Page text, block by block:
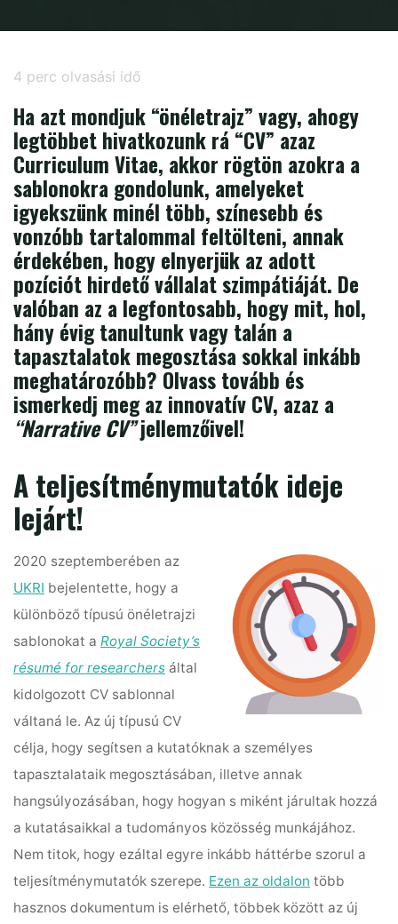
4 perc olvasási idő
Ha azt mondjuk “önéletrajz” vagy, ahogy
legtöbbet hivatkozunk rá “CV” azaz
Curriculum Vitae, akkor rögtön azokra a
sablonokra gondolunk, amelyeket
igyekszünk minél több, színesebb és
vonzóbb tartalommal feltölteni, annak
érdekében, hogy elnyerjük az adott
pozíciót hirdető vállalat szimpátiáját. De
valóban az a legfontosabb, hogy mit, hol,
hány évig tanultunk vagy talán a
tapasztalatok megosztása sokkal inkább
meghatározóbb? Olvass tovább és
ismerkedj meg az innovatív CV, azaz a
“Narrative CV”jellemzőivel!
A teljesítménymutatók ideje
lejárt!
2020 szeptemberében az
UKRI bejelentette, hogy a
különböző típusú önéletrajzi
sablonokat aRoyal Society’s
résumé for researchers által
kidolgozott CV sablonnal
váltaná le. Az új típusú CV
célja, hogy segítsen a kutatóknak a személyes
tapasztalataik megosztásában, illetve annak
hangsúlyozásában, hogy hogyan s miként járultak hozzá
a kutatásaikkal a tudományos közösség munkájához.
Nem titok, hogy ezáltal egyre inkább háttérbe szorul a
teljesítménymutatók szerepe. Ezen az oldalon több
hasznos dokumentum is elérhető, többek között az új